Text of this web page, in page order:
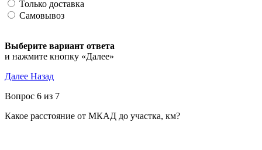
Только доставка
Самовывоз
Выберите вариант ответа
и нажмите кнопку «Далее»
Далее Назад
Вопрос 6 из 7
Какое расстояние от МКАД до участка, км?